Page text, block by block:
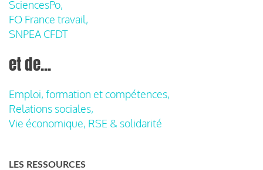
SciencesPo,
FO France travail,
SNPEA CFDT
et de...
Emploi, formation et compétences,
Relations sociales,
Vie économique, RSE & solidarité
LES RESSOURCES